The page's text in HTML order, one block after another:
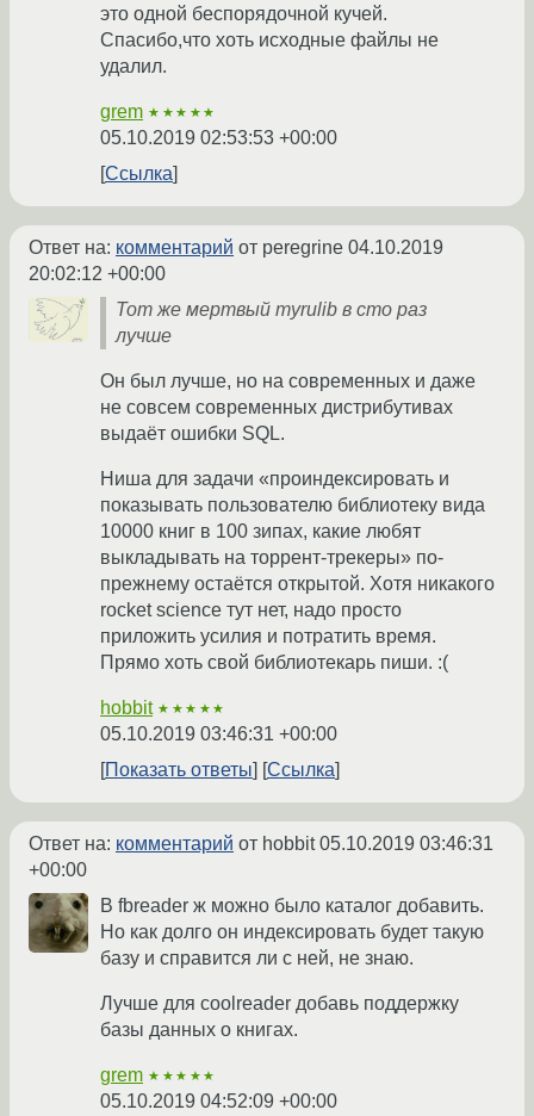
это одной беспорядочной кучей.
Спасибо,что хоть исходные файлы не
удалил.
grem ★★★★★
05.10.2019 02:53:53 +00:00
Ссылка
Ответ на: комментарий от peregrine 04.10.2019
20:02:12 +00:00
Тот же мертвый myrulib в сто раз
лучше
Он был лучше, но на современных и даже
не совсем современных дистрибутивах
выдаёт ошибки SQL.
Ниша для задачи «проиндексировать и
показывать пользователю библиотеку вида
10000 книг в 100 зипах, какие любят
выкладывать на торрент-трекеры» по-
прежнему остаётся открытой. Хотя никакого
rocket science тут нет, надо просто
приложить усилия и потратить время.
Прямо хоть свой библиотекарь пиши. :(
hobbit ★★★★★
05.10.2019 03:46:31 +00:00
Показать ответы
Ссылка
Ответ на: комментарий от hobbit05.10.2019 03:46:31
+00:00
В fbreader ж можно было каталог добавить.
Но как долго он индексировать будет такую
базу и справится ли с ней, не знаю.
Лучше для coolreader добавь поддержку
базы данных о книгах.
grem ★★★★★
05.10.2019 04:52:09 +00:00